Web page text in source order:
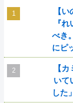
【
『
べき
にピ
【
いて
した